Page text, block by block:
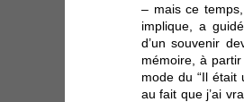
– mais ce
implique, a
d’un souvenir
mémoire, à
mode du “Il était
au fait que j’ai